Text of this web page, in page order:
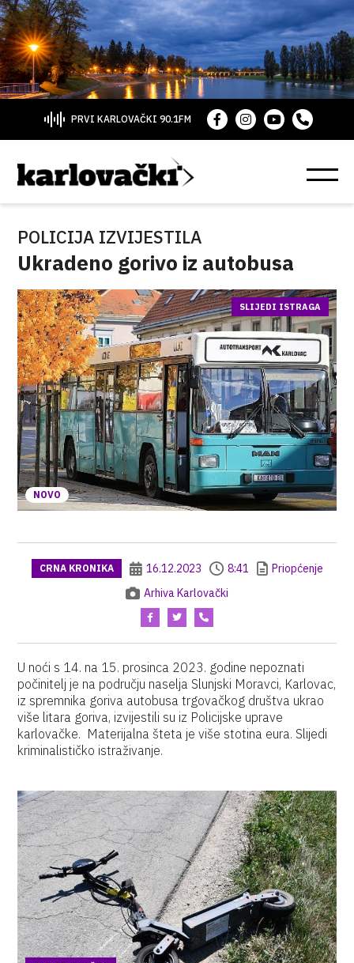
PRVI KARLOVAČKI 90.1FM
POLICIJA IZVIJESTILA
Ukradeno gorivo iz autobusa
NOVO
SLIJEDI ISTRAGA
CRNA KRONIKA 16.12.2023 8:41
Priopćenje
Arhiva Karlovački
U noći s 14. na 15. prosinca 2023. godine nepoznati
počinitelj je na području naselja Slunjski Moravci, Karlovac,
iz spremnika goriva autobusa trgovačkog društva ukrao
više litara goriva, izvijestili su iz Policijske uprave
karlovačke. Materijalna šteta je više stotina eura. Slijedi
kriminalističko istraživanje.